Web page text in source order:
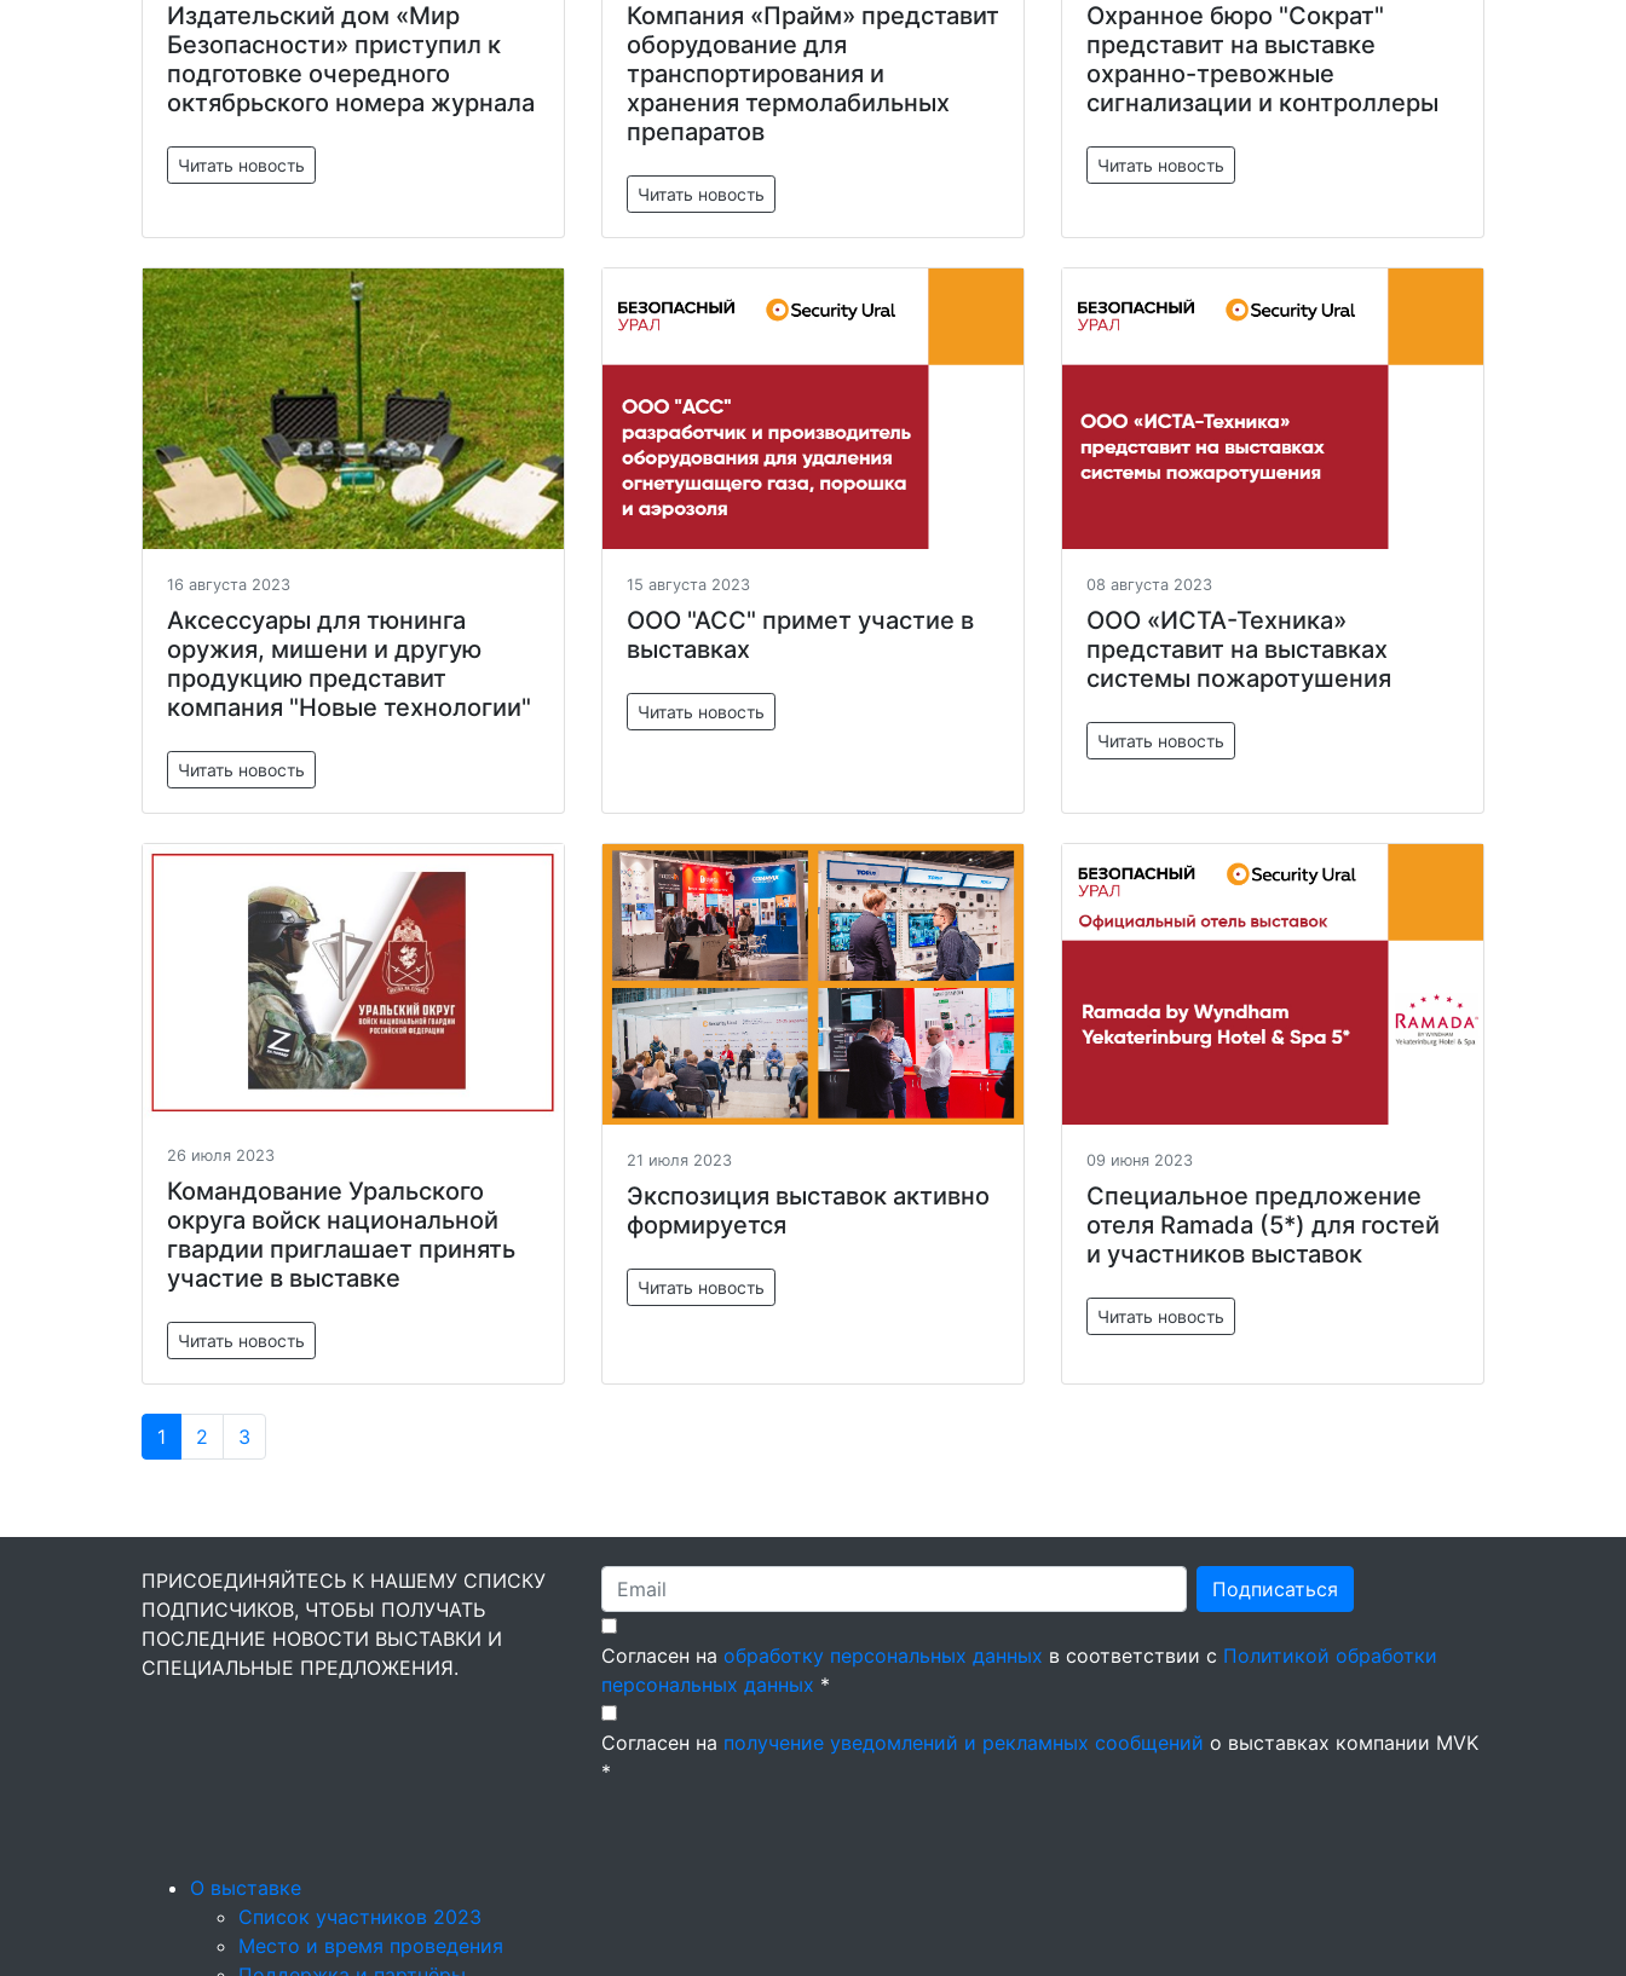
Издательский дом «Мир
Безопасности» приступил к
подготовке очередного
октябрьского номера журнала
Читать новость
Компания «Прайм» представит
оборудование для
транспортирования и
хранения термолабильных
препаратов
Читать новость
Охранное бюро "Сократ"
представит на выставке
охранно-тревожные
сигнализации и контроллеры
Читать новость
16 августа 2023
Аксессуары для тюнинга
оружия, мишени и другую
продукцию представит
компания "Новые технологии"
Читать новость
15 августа 2023
ООО "АСС" примет участие в
выставках
Читать новость
08 августа 2023
ООО «ИСТА-Техника»
представит на выставках
системы пожаротушения
Читать новость
26 июля 2023
Командование Уральского
округа войск национальной
гвардии приглашает принять
участие в выставке
Читать новость
21 июля 2023
Экспозиция выставок активно
формируется
Читать новость
09 июня 2023
Специальное предложение
отеля Ramada (5*) для гостей
и участников выставок
Читать новость
1 2 3
ПРИСОЕДИНЯЙТЕСЬ К НАШЕМУ СПИСКУ
ПОДПИСЧИКОВ, ЧТОБЫ ПОЛУЧАТЬ
ПОСЛЕДНИЕ НОВОСТИ ВЫСТАВКИ И
СПЕЦИАЛЬНЫЕ ПРЕДЛОЖЕНИЯ.
Подписаться
Согласен на обработку персональных данных в соответствии с Политикой обработки
персональных данных *
Согласен на получение уведомлений и рекламных сообщений о выставках компании MVK
*
О выставке
Список участников 2023
Место и время проведения